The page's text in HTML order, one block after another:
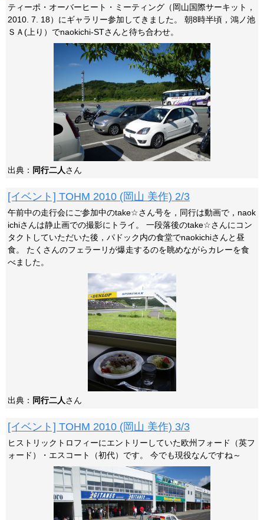
ティーポ・オーバーヒート・ミーティング（岡山国際サーキット，
2010. 7. 18）にギャラリー参加してきました。 朝8時半頃，鴻ノ池
ＳＡ(上り）でnaokichi-STさんと待ち合わせ。
出典： 同行二人さん
[イベント] TOHM 2010 (岡山 美作) 2/3
午前中の走行会にご参加中のtake☆さん号を，同行は動画で，naok
ichiさんは静止画での撮影にトライ。 一段落後のtake☆さんにコン
タクトしていただいた後，パドック内の食堂でnaokichiさんと昼
食。 たくさんのフェラーリが爆走するのを眺めながらカレーを食
べました。
出典： 同行二人さん
[イベント] TOHM 2010 (岡山 美作) 3/3
ヒストリックトロフィーにエントリーしていた欧州フォード（英フ
ォード）・エスコート（初代）です。 今でも現役なんですね～